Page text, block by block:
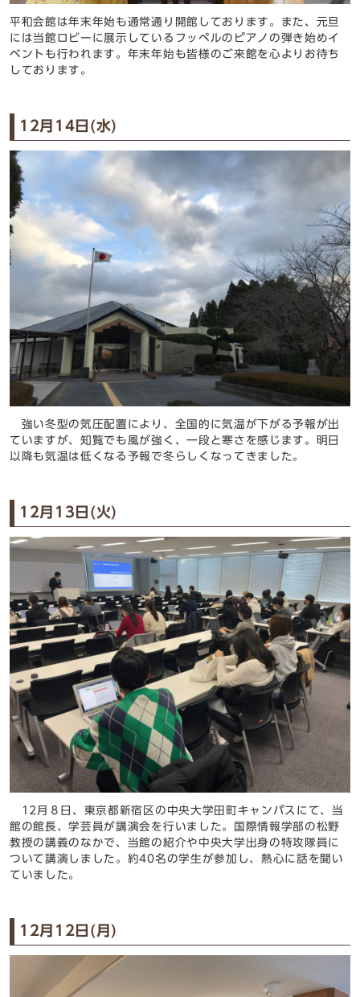
平和会館は年末年始も通常通り開館しております。また、元旦
には当館ロビーに展示しているフッペルのピアノの弾き始めイ
ベントも行われます。年末年始も皆様のご来館を心よりお待ち
しております。
12月14日(水)
強い冬型の気圧配置により、全国的に気温が下がる予報が出
ていますが、知覧でも風が強く、一段と寒さを感じます。明日
以降も気温は低くなる予報で冬らしくなってきました。
12月13日(火)
12月８日、東京都新宿区の中央大学田町キャンパスにて、当
館の館長、学芸員が講演会を行いました。国際情報学部の松野
教授の講義のなかで、当館の紹介や中央大学出身の特攻隊員に
ついて講演しました。約40名の学生が参加し、熱心に話を聞い
ていました。
12月12日(月)